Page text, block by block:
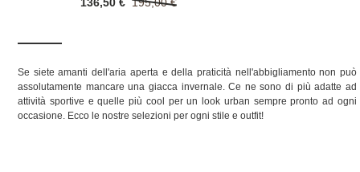
Se siete amanti dell'aria aperta e della praticità nell'abbigliamento non può
assolutamente mancare una giacca invernale. Ce ne sono di più adatte ad
attività sportive e quelle più cool per un look urban sempre pronto ad ogni
occasione. Ecco le nostre selezioni per ogni stile e outfit!